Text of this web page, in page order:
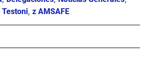
Testoni, z AMSAFE